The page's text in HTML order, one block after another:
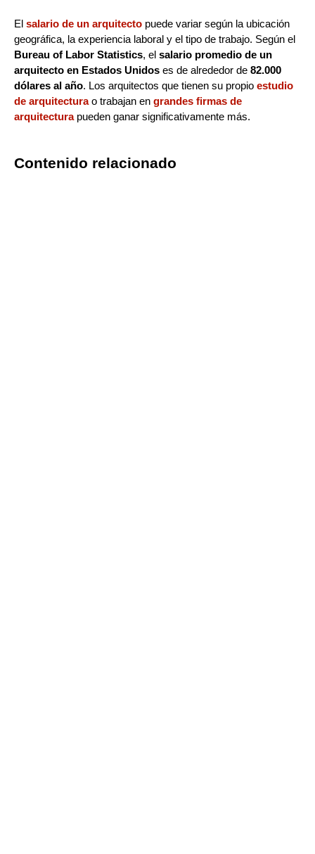
El salario de un arquitecto puede variar según la ubicación
geográfica, la experiencia laboral y el tipo de trabajo. Según el
Bureau of Labor Statistics, el salario promedio de un
arquitecto en Estados Unidos es de alrededor de 82.000
dólares al año. Los arquitectos que tienen su propio estudio
de arquitecturao trabajan en grandes firmas de
arquitecturapueden ganar significativamente más.
Contenido relacionado